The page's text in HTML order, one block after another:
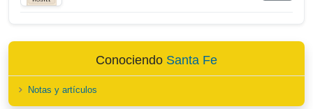
Conociendo Santa Fe
Notas y artículos